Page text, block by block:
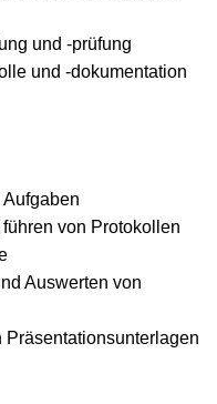
und -prüfung
und -dokumentation
von Protokollen
Auswerten von
Präsentationsunterlagen